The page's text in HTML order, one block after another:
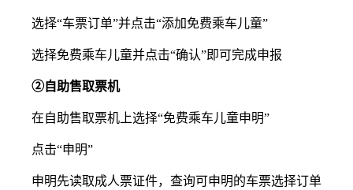
选择“车票订单”并点击“添加免费乘车儿童”
选择免费乘车儿童并点击“确认”即可完成申报
②自助售取票机
在自助售取票机上选择“免费乘车儿童申明”
点击“申明”
申明先读取成人票证件，查询可申明的车票选择订单